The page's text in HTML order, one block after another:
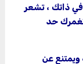
ذاتك ، تشعر
حد
ويمتنع عن